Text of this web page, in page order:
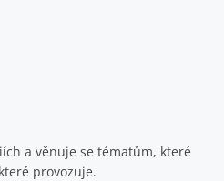
a věnuje se tématům, které
provozuje.